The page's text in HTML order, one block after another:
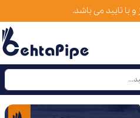
با تایید می باشد.